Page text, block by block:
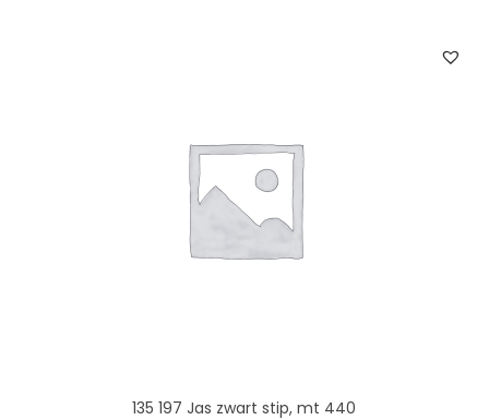
135 197 Jas zwart stip, mt 440